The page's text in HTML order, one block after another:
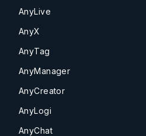
AnyLive
AnyX
AnyTag
AnyManager
AnyCreator
AnyLogi
AnyChat